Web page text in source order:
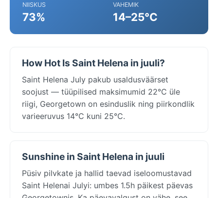
NIISKUS
73%
VAHEMIK
14–25°C
How Hot Is Saint Helena in juuli?
Saint Helena July pakub usaldusväärset
soojust — tüüpilised maksimumid 22°C üle
riigi, Georgetown on esinduslik ning piirkondlik
varieeruvus 14°C kuni 25°C.
Sunshine in Saint Helena in juuli
Püsiv pilvkate ja hallid taevad iseloomustavad
Saint Helenai Julyi: umbes 1.5h päikest päevas